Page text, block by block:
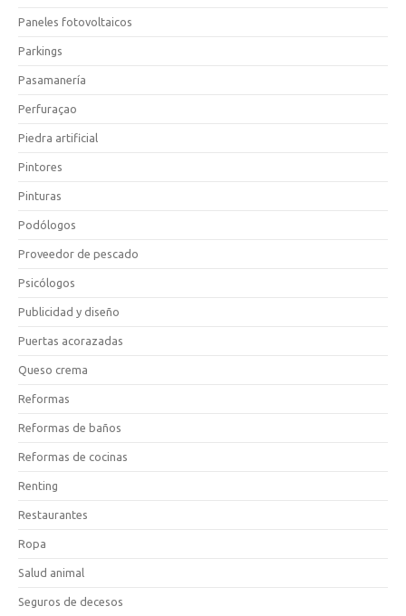
Paneles fotovoltaicos
Parkings
Pasamanería
Perfuraçao
Piedra artificial
Pintores
Pinturas
Podólogos
Proveedor de pescado
Psicólogos
Publicidad y diseño
Puertas acorazadas
Queso crema
Reformas
Reformas de baños
Reformas de cocinas
Renting
Restaurantes
Ropa
Salud animal
Seguros de decesos